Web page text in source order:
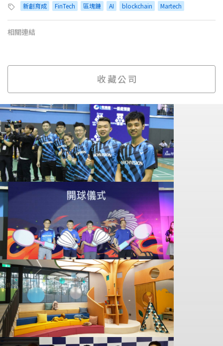
新創育成 FinTech 區塊鏈 AI blockchain Martech
相關連結
收藏公司